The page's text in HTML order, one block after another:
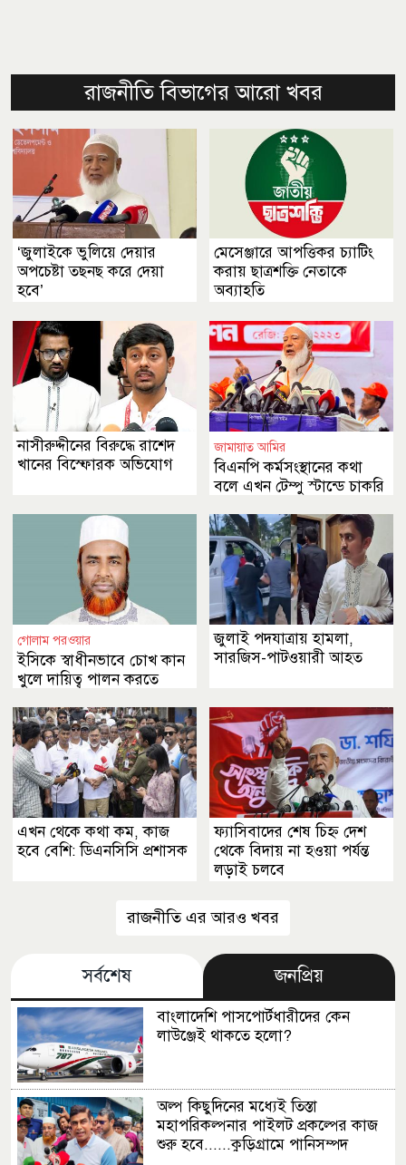
রাজনীতি বিভাগের আরো খবর
‘জুলাইকে ভুলিয়ে দেয়ার
অপচেষ্টা তছনছ করে দেয়া
হবে’
মেসেঞ্জারে আপত্তিকর চ্যাটিং
করায় ছাত্রশক্তি নেতাকে
অব্যাহতি
নাসীরুদ্দীনের বিরুদ্ধে রাশেদ
খানের বিস্ফোরক অভিযোগ
জামায়াত আমির
বিএনপি কর্মসংস্থানের কথা
বলে এখন টেম্পু স্টান্ডে চাকরি
গোলাম পরওয়ার
ইসিকে স্বাধীনভাবে চোখ কান
খুলে দায়িত্ব পালন করতে
জুলাই পদযাত্রায় হামলা,
সারজিস-পাটওয়ারী আহত
এখন থেকে কথা কম, কাজ
হবে বেশি: ডিএনসিসি প্রশাসক
ফ্যাসিবাদের শেষ চিহ্ন দেশ
থেকে বিদায় না হওয়া পর্যন্ত
লড়াই চলবে
রাজনীতি এর আরও খবর
সর্বশেষ জনপ্রিয়
বাংলাদেশি পাসপোর্টধারীদের কেন
লাউঞ্জেই থাকতে হলো?
অল্প কিছুদিনের মধ্যেই তিস্তা
মহাপরিকল্পনার পাইলট প্রকল্পের কাজ
শুরু হবে......কুড়িগ্রামে পানিসম্পদ